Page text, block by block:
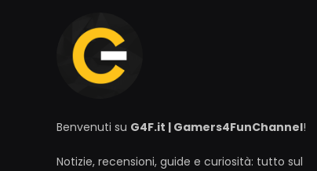
Benvenuti su G4F.it | Gamers4FunChannel!
Notizie, recensioni, guide e curiosità: tutto sul